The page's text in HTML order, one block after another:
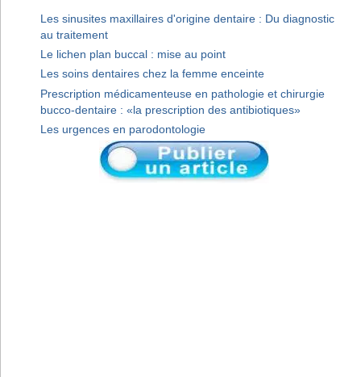
Les sinusites maxillaires d'origine dentaire : Du diagnostic
au traitement
Le lichen plan buccal : mise au point
Les soins dentaires chez la femme enceinte
Prescription médicamenteuse en pathologie et chirurgie
bucco-dentaire : «la prescription des antibiotiques»
Les urgences en parodontologie